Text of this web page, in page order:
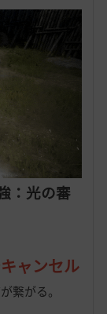
：光の審
ャンセル
繋がる。